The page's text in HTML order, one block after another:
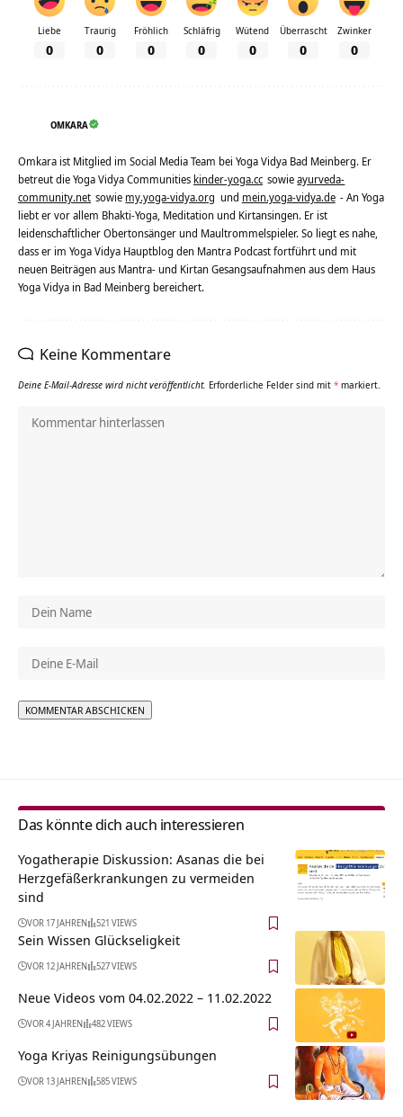
Liebe
0
Traurig
0
Fröhlich
0
Schläfrig
0
Wütend
0
Überrascht
0
Zwinker
0
OMKARA
Omkara ist Mitglied im Social Media Team bei Yoga Vidya Bad Meinberg. Er
betreut die Yoga Vidya Communities kinder-yoga.cc sowieayurveda-
community.net sowie my.yoga-vidya.org und mein.yoga-vidya.de - An Yoga
liebt er vor allem Bhakti-Yoga, Meditation und Kirtansingen. Er ist
leidenschaftlicher Obertonsänger und Maultrommelspieler. So liegt es nahe,
dass er im Yoga Vidya Hauptblog den Mantra Podcast fortführt und mit
neuen Beiträgen aus Mantra- und Kirtan Gesangsaufnahmen aus dem Haus
Yoga Vidya in Bad Meinberg bereichert.
Keine Kommentare
Deine E-Mail-Adresse wird nicht veröffentlicht. Erforderliche Felder sind mit * markiert.
Das könnte dich auch interessieren
Yogatherapie Diskussion: Asanas die bei
Herzgefäßerkrankungen zu vermeiden
sind
VOR 17 JAHREN 521 VIEWS
Sein Wissen Glückseligkeit
VOR 12 JAHREN 527 VIEWS
Neue Videos vom 04.02.2022 – 11.02.2022
VOR 4 JAHREN 482 VIEWS
Yoga Kriyas Reinigungsübungen
VOR 13 JAHREN 585 VIEWS